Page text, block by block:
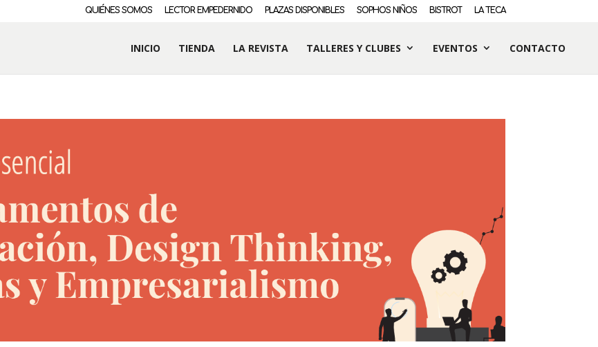
QUIÉNES SOMOS LECTOR EMPEDERNIDO PLAZAS DISPONIBLES SOPHOS NIÑOS BISTROT LA TECA
INICIO TIENDA LA REVISTA TALLERES Y CLUBES EVENTOS CONTACTO